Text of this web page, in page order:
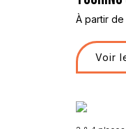
À partir de
Voir